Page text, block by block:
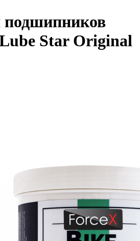
подшипников
Star Original